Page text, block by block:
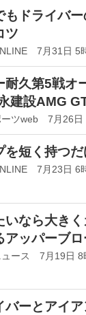
もドライバ
ツ
7月31日 5
耐久第5戦オ
建設AMG
ーツweb 7月26日
を短く持つ
7月23日 6
いなら大き
アッパーブ
ュース 7月19日 8
バーとアイ